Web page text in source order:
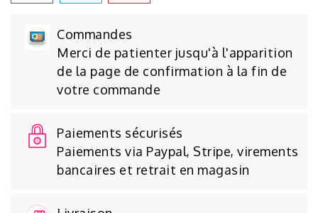
Commandes
Merci de patienter jusqu'à l'apparition
de la page de confirmation à la fin de
votre commande
Paiements sécurisés
Paiements via Paypal, Stripe, virements
bancaires et retrait en magasin